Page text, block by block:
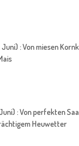
: Von miesen
: Von perfekten
Heuwetter